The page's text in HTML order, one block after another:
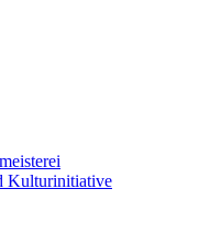
Kulturinitiative